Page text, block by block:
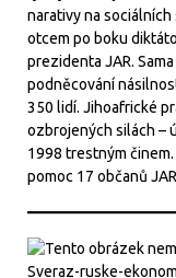
narativy na
otcem po boku
prezidenta JAR.
podněcování
350 lidí. Jihoafrické
ozbrojených silách –
1998 trestným
pomoc 17 občanů